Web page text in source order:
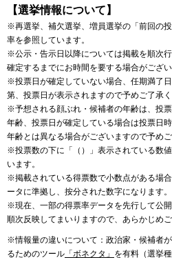
【選挙情報について】
※再選挙、補欠選挙、増員選挙の「前回の
率を参照しています。
※公示・告示日以降については掲載を順次
確定するまでにお時間を要する場合がござ
※投票日が確定していない場合、任期満了
第、投票日が表示されますので予めご了承く
※予想される顔ぶれ・候補者の年齢は、投
年齢、投票日が確定している場合は投票日
年齢とは異なる場合がございますので予めご
※投票数の下に「（）」表示されている数
います。
※掲載されている得票数で小数点がある場
ータに準拠し、按分された数字になります。
※現在、一部の得票率データを先行して公
順次反映してまいりますので、あらかじめご
※情報量の違いについて：政治家・候補者
るためのツール 「ボネクタ」 を有料（選挙